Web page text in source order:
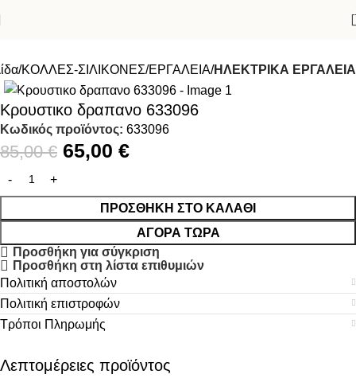
ΚΟΛΛΕΣ-ΣΙΛΙΚΟΝΕΣ ΕΡΓΑΛΕΙΑ ΗΛΕΚΤΡΙΚΑ ΕΡΓΑΛΕΙΑ
-24%
Κρουστικο δραπανο 633096
Κωδικός προϊόντος: 633096
85,00€ 65,00 €
ΠΡΟΣΘΉΚΗ ΣΤΟ ΚΑΛΆΘΙ
ΑΓΟΡΆ ΤΏΡΑ
Προσθήκη για σύγκριση
Προσθήκη στη λίστα επιθυμιών
Πολιτική αποστολών
Πολιτική επιστροφών
Τρόποι Πληρωμής
Λεπτομέρειες προϊόντος